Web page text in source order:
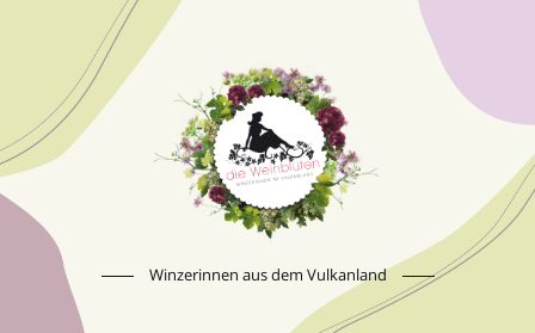
Winzerinnen aus dem Vulkanland